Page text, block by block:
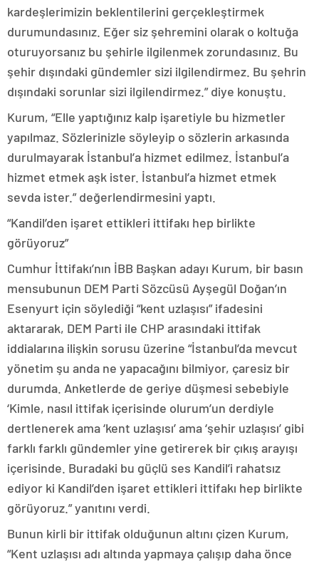
kardeşlerimizin beklentilerini gerçekleştirmek
durumundasınız. Eğer siz şehremini olarak o koltuğa
oturuyorsanız bu şehirle ilgilenmek zorundasınız. Bu
şehir dışındaki gündemler sizi ilgilendirmez. Bu şehrin
dışındaki sorunlar sizi ilgilendirmez.” diye konuştu.
Kurum, “Elle yaptığınız kalp işaretiyle bu hizmetler
yapılmaz. Sözlerinizle söyleyip o sözlerin arkasında
durulmayarak İstanbul’a hizmet edilmez. İstanbul’a
hizmet etmek aşk ister. İstanbul’a hizmet etmek
sevda ister.” değerlendirmesini yaptı.
“Kandil’den işaret ettikleri ittifakı hep birlikte
görüyoruz”
Cumhur İttifakı’nın İBB Başkan adayı Kurum, bir basın
mensubunun DEM Parti Sözcüsü Ayşegül Doğan’ın
Esenyurt için söylediği “kent uzlaşısı” ifadesini
aktararak, DEM Parti ile CHP arasındaki ittifak
iddialarına ilişkin sorusu üzerine “İstanbul’da mevcut
yönetim şu anda ne yapacağını bilmiyor, çaresiz bir
durumda. Anketlerde de geriye düşmesi sebebiyle
‘Kimle, nasıl ittifak içerisinde olurum’un derdiyle
dertlenerek ama ‘kent uzlaşısı’ ama ‘şehir uzlaşısı’ gibi
farklı farklı gündemler yine getirerek bir çıkış arayışı
içerisinde. Buradaki bu güçlü ses Kandil’i rahatsız
ediyor ki Kandil’den işaret ettikleri ittifakı hep birlikte
görüyoruz.” yanıtını verdi.
Bunun kirli bir ittifak olduğunun altını çizen Kurum,
“Kent uzlaşısı adı altında yapmaya çalışıp daha önce